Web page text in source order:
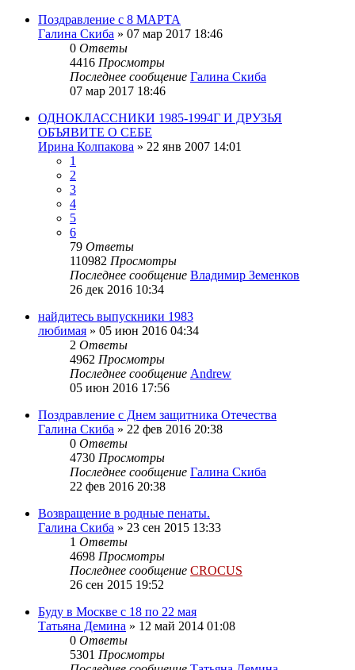
Поздравление с 8 МАРТА
Галина Скиба » 07 мар 2017 18:46
0 Ответы
4416 Просмотры
Последнее сообщение Галина Скиба
07 мар 2017 18:46
ОДНОКЛАССНИКИ 1985-1994Г И ДРУЗЬЯ
ОБЪЯВИТЕ О СЕБЕ
Ирина Колпакова » 22 янв 2007 14:01
1
2
3
4
5
6
79 Ответы
110982 Просмотры
Последнее сообщение Владимир Земенков
26 дек 2016 10:34
найдитесь выпускники 1983
любимая » 05 июн 2016 04:34
2 Ответы
4962 Просмотры
Последнее сообщение Andrew
05 июн 2016 17:56
Поздравление с Днем защитника Отечества
Галина Скиба » 22 фев 2016 20:38
0 Ответы
4730 Просмотры
Последнее сообщение Галина Скиба
22 фев 2016 20:38
Возвращение в родные пенаты.
Галина Скиба » 23 сен 2015 13:33
1 Ответы
4698 Просмотры
Последнее сообщение CROCUS
26 сен 2015 19:52
Буду в Москве с 18 по 22 мая
Татьяна Демина » 12 май 2014 01:08
0 Ответы
5301 Просмотры